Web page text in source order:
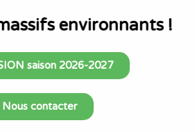
environnants !
saison 2026-2027
Nous contacter